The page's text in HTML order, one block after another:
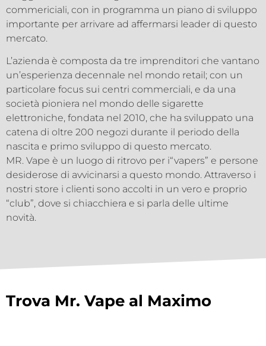
commericiali, con in programma un piano di sviluppo
importante per arrivare ad affermarsi leader di questo
mercato.
L’azienda è composta da tre imprenditori che vantano
un’esperienza decennale nel mondo retail; con un
particolare focus sui centri commerciali, e da una
società pioniera nel mondo delle sigarette
elettroniche, fondata nel 2010, che ha sviluppato una
catena di oltre 200 negozi durante il periodo della
nascita e primo sviluppo di questo mercato.
MR. Vape è un luogo di ritrovo per i“vapers” e persone
desiderose di avvicinarsi a questo mondo. Attraverso i
nostri store i clienti sono accolti in un vero e proprio
“club”, dove si chiacchiera e si parla delle ultime
novità.
Trova Mr. Vape al Maximo